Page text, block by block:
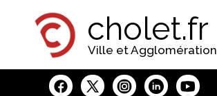
cholet.fr
Ville et Agglomération